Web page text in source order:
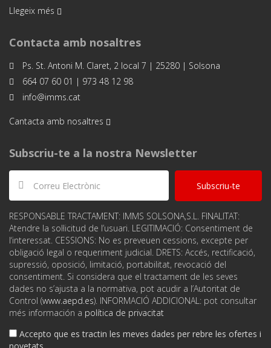
Llegeix més
Contacta amb nosaltres
Ps. St. Antoni M. Claret, 2 local 7 | 25280 | Solsona
664 07 60 01 | 973 48 12 98
info@imms.cat
Cantacta amb nosaltres
Subscriu-te a la nostra Newsletter
Subscriu-te
RESPONSABLE TRACTAMENT: IMMS SOLSONA,S.L. FINALITAT:
Atendre la sol·licitud de l’usuari. LEGITIMACIÓ: Consentiment de
l‘interessat. CESSIONS: No es preveuen cessions, excepte per
obligació legal o requeriment judicial. DRETS: Accés, rectificació,
supressió, oposició, limitació, portabilitat, revocació del
consentiment. Si considera que el tractament de les seves
dades no s’ajusta a la normativa, pot acudir a l’Autoritat de
Control (www.aepd.es). INFORMACIÓ ADDICIONAL: pot consultar
més información a política de privacitat
Accepto que es tractin les meves dades per rebre les ofertes i